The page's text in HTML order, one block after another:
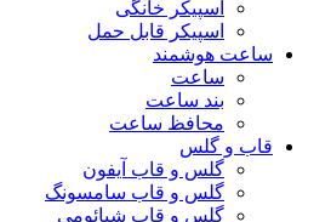
اسپیکر خانگی
اسپیکر قابل حمل
ساعت هوشمند
ساعت
بند ساعت
محافظ ساعت
قاب و گلس
گلس و قاب آیفون
گلس و قاب سامسونگ
گلس و قاب شیائومی